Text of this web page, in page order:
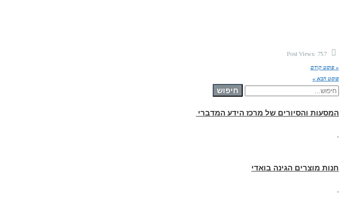
Post Views: 757
« פוסט קודם
פוסט הבא »
חיפוש עבור: חיפוש
המסעות והסיורים של מרכז הידע המדברי
.
חנות מוצרים הגינה בואדי
.